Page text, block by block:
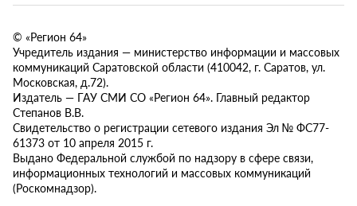
© «Регион 64»
Учредитель издания — министерство информации и массовых
коммуникаций Саратовской области (410042, г. Саратов, ул.
Московская, д.72).
Издатель — ГАУ СМИ СО «Регион 64». Главный редактор
Степанов В.В.
Свидетельство о регистрации сетевого издания Эл № ФС77-
61373 от 10 апреля 2015 г.
Выдано Федеральной службой по надзору в сфере связи,
информационных технологий и массовых коммуникаций
(Роскомнадзор).